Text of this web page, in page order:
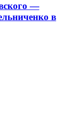
—
в